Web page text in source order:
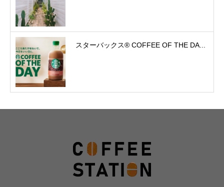
スターバックス® COFFEE OF THE DA...